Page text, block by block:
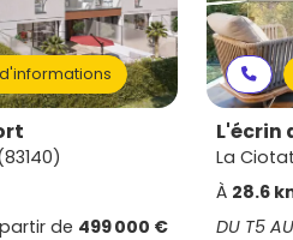
de 499 000 €
L'écrin
La
À 28.6
DU T5